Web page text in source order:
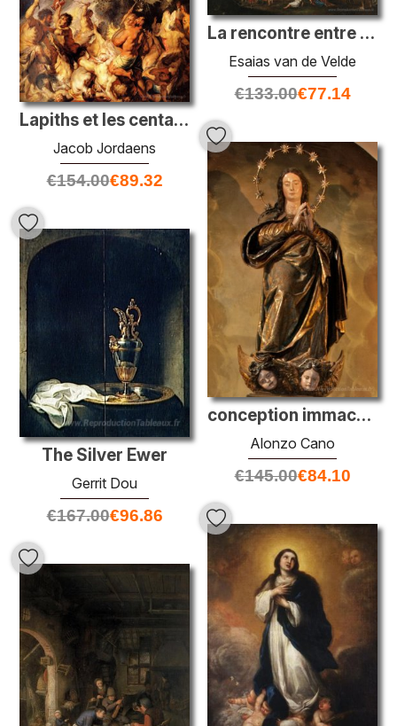
La rencontre entre Alexandre le Grand avec la famille de Darius
Esaias van de Velde
€133.00€77.14
Lapiths et les centaures
Jacob Jordaens
€154.00€89.32
conception immaculée
Alonzo Cano
€145.00€84.10
The Silver Ewer
Gerrit Dou
€167.00€96.86